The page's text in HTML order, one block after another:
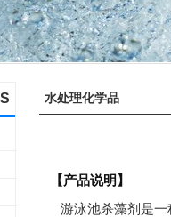
水处理化学品
【产品说明】
游泳池杀藻剂是